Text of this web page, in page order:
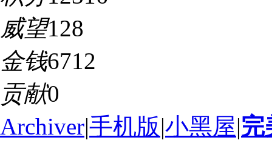
威望128
金钱6712
贡献0
Archiver|手机版|小黑屋|完